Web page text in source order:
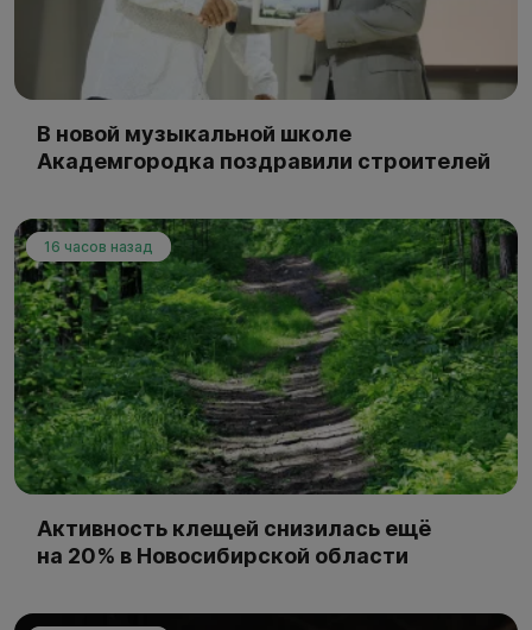
В новой музыкальной школе
Академгородка поздравили строителей
16 часов назад
Активность клещей снизилась ещё
на 20% в Новосибирской области